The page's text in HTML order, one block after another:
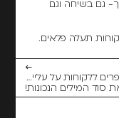
גם בשיחה וגם
תעלה פלאים.
←
איך מספרים ללקוחות על עליית מחירים בלי לעורר עצבים?
סוד המילים הנכונות!